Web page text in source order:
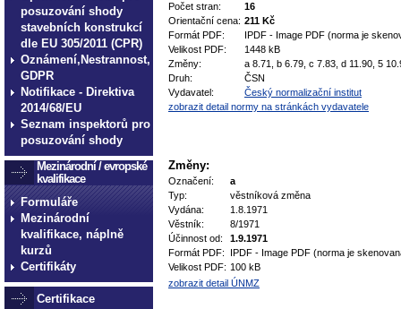
posuzování shody
stavebních konstrukcí
dle EU 305/2011 (CPR)
Oznámení,Nestrannost,
GDPR
Notifikace - Direktiva
2014/68/EU
Seznam inspektorů pro
posuzování shody
Mezinárodní / evropské
kvalifikace
Formuláře
Mezinárodní
kvalifikace, náplně
kurzů
Certifikáty
Certifikace
Počet stran:
16
Orientační cena: 211 Kč
Formát PDF:
IPDF - Image PDF (norma je
Velikost PDF:
1448 kB
Změny:
a 8.71, b 6.79, c 7.83, d 11.90, 5
Druh:
ČSN
Vydavatel:
Český normalizační institut
zobrazit detail normy na stránkách vydavatele
Změny:
Označení:
a
Typ:
věstníková změna
Vydána:
1.8.1971
Věstník:
8/1971
Účinnost od:
1.9.1971
Formát PDF:
IPDF - Image PDF (norma je
Velikost PDF: 100 kB
zobrazit detail ÚNMZ